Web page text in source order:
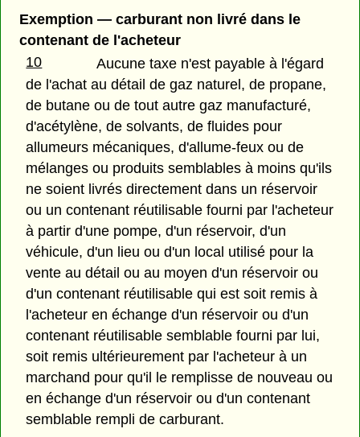
Exemption — carburant non livré dans le
contenant de l'acheteur
10
Aucune taxe n'est payable à l'égard
de l'achat au détail de gaz naturel, de propane,
de butane ou de tout autre gaz manufacturé,
d'acétylène, de solvants, de fluides pour
allumeurs mécaniques, d'allume-feux ou de
mélanges ou produits semblables à moins qu'ils
ne soient livrés directement dans un réservoir
ou un contenant réutilisable fourni par l'acheteur
à partir d'une pompe, d'un réservoir, d'un
véhicule, d'un lieu ou d'un local utilisé pour la
vente au détail ou au moyen d'un réservoir ou
d'un contenant réutilisable qui est soit remis à
l'acheteur en échange d'un réservoir ou d'un
contenant réutilisable semblable fourni par lui,
soit remis ultérieurement par l'acheteur à un
marchand pour qu'il le remplisse de nouveau ou
en échange d'un réservoir ou d'un contenant
semblable rempli de carburant.